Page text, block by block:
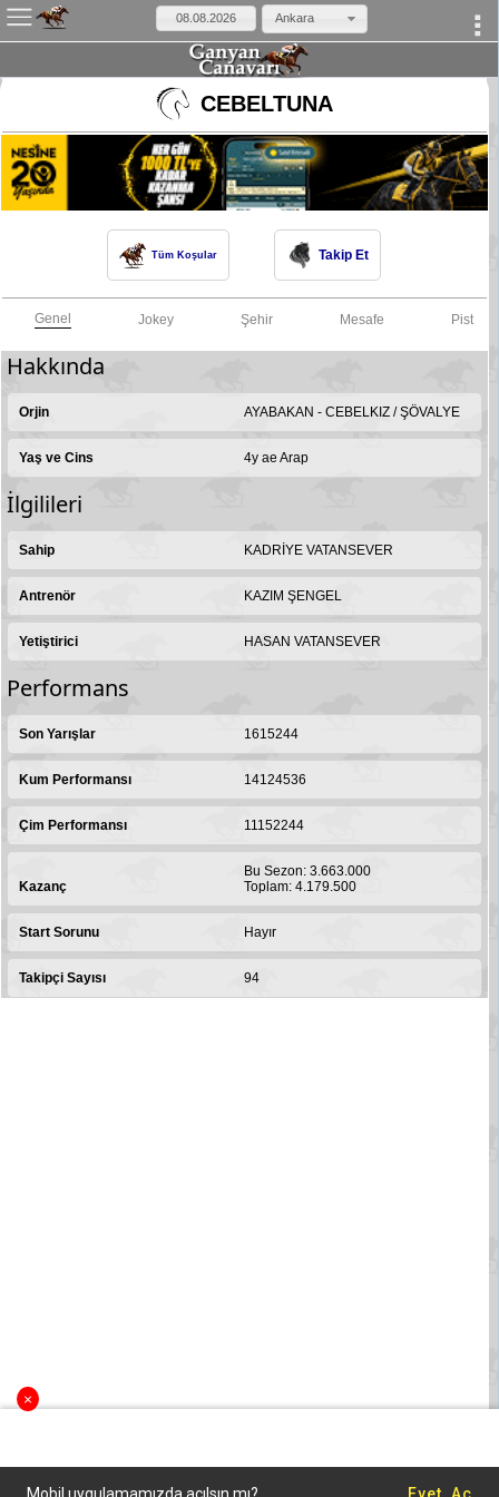
Ankara
CEBELTUNA
Tüm Koşular Takip Et
Genel Jokey Şehir Mesafe Pist
Hakkında
Orjin AYABAKAN - CEBELKIZ / ŞÖVALYE
Yaş ve Cins 4y ae Arap
İlgilileri
Sahip KADRİYE VATANSEVER
Antrenör KAZIM ŞENGEL
Yetiştirici HASAN VATANSEVER
Performans
Son Yarışlar 1615244
Kum Performansı 14124536
Çim Performansı 11152244
Kazanç
Bu Sezon: 3.663.000
Toplam: 4.179.500
Start Sorunu Hayır
Takipçi Sayısı 94
×
×